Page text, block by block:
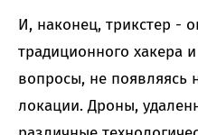
И, наконец, трикстер -
традиционного хакера
вопросы, не появляясь
локации. Дроны,